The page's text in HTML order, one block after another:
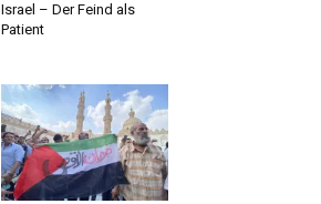
Israel – Der Feind als
Patient